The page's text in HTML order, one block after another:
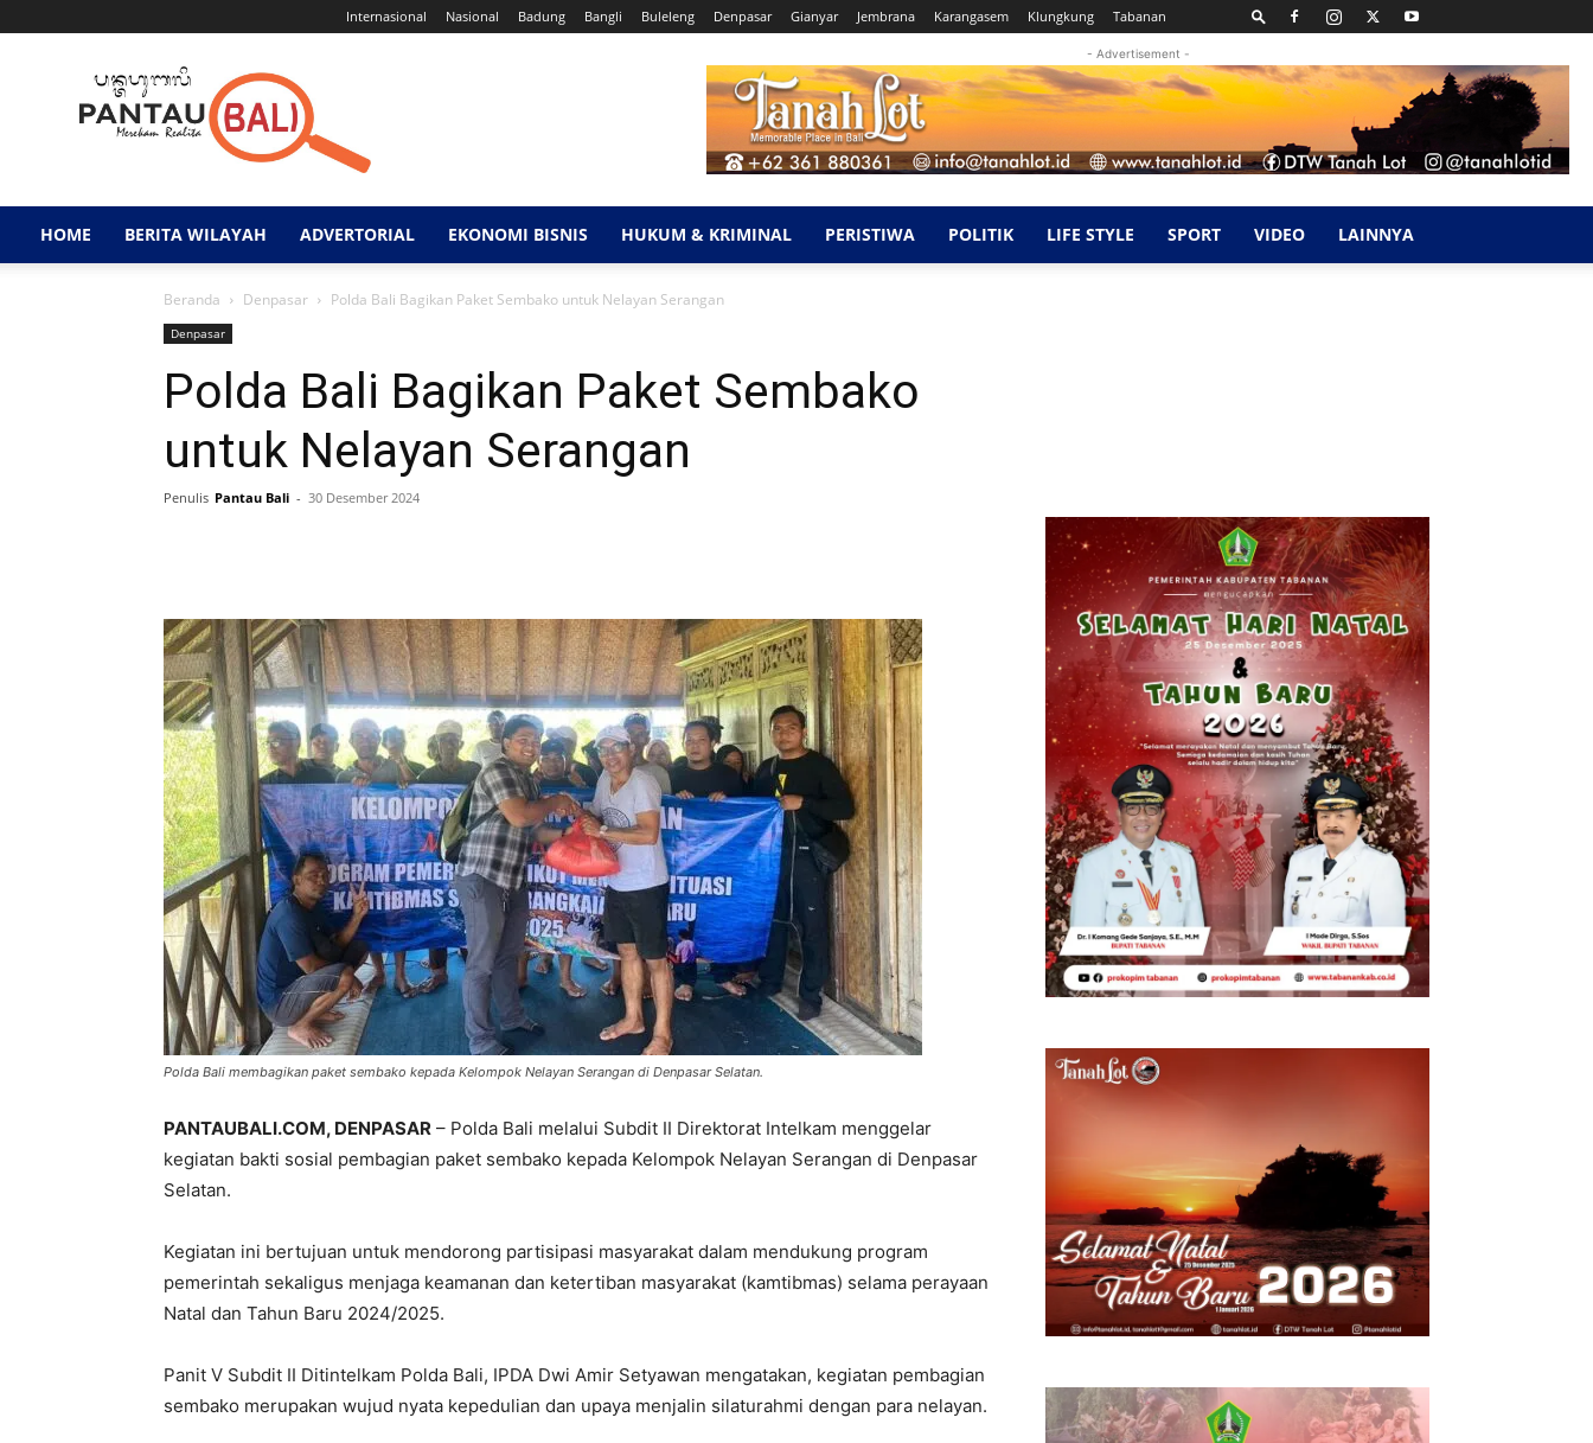
Internasional Nasional Badung Bangli Buleleng Denpasar Gianyar Jembrana Karangasem Klungkung Tabanan
Pantau
Bali
- Advertisement -
HOME BERITA WILAYAH ADVERTORIAL EKONOMI BISNIS HUKUM & KRIMINAL PERISTIWA POLITIK LIFE STYLE SPORT VIDEO LAINNYA
Beranda Denpasar Polda Bali Bagikan Paket Sembako untuk Nelayan Serangan
Denpasar
Polda Bali Bagikan Paket Sembako
untuk Nelayan Serangan
Penulis Pantau Bali - 30 Desember 2024
Polda Bali membagikan paket sembako kepada Kelompok Nelayan Serangan di Denpasar Selatan.
PANTAUBALI.COM, DENPASAR – Polda Bali melalui Subdit II Direktorat Intelkam menggelar
kegiatan bakti sosial pembagian paket sembako kepada Kelompok Nelayan Serangan di Denpasar
Selatan.
Kegiatan ini bertujuan untuk mendorong partisipasi masyarakat dalam mendukung program
pemerintah sekaligus menjaga keamanan dan ketertiban masyarakat (kamtibmas) selama perayaan
Natal dan Tahun Baru 2024/2025.
Panit V Subdit II Ditintelkam Polda Bali, IPDA Dwi Amir Setyawan mengatakan, kegiatan pembagian
sembako merupakan wujud nyata kepedulian dan upaya menjalin silaturahmi dengan para nelayan.